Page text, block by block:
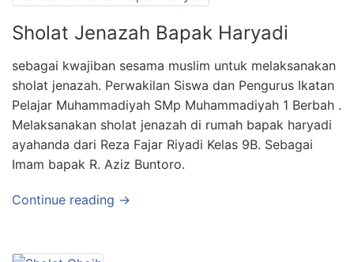
Sholat Jenazah Bapak Haryadi
sebagai kwajiban sesama muslim untuk melaksanakan
sholat jenazah. Perwakilan Siswa dan Pengurus Ikatan
Pelajar Muhammadiyah SMp Muhammadiyah 1 Berbah .
Melaksanakan sholat jenazah di rumah bapak haryadi
ayahanda dari Reza Fajar Riyadi Kelas 9B. Sebagai
Imam bapak R. Aziz Buntoro.
Continue reading →